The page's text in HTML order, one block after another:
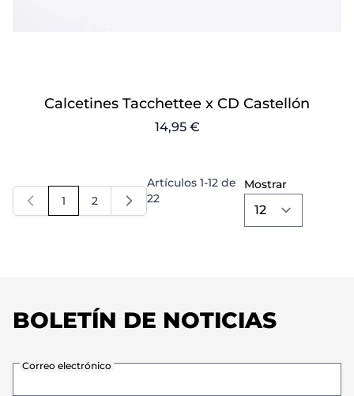
Calcetines Tacchettee x CD Castellón
14,95 €
Artículos 1-12 de
22
Actualmente estás leyendo página
1 Página
2
Mostrar
BOLETÍN DE NOTICIAS
Correo electrónico